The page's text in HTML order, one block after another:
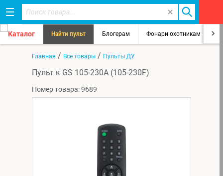
Каталог Найти пульт Блогерам Фонари охотникам
Главная / Все товары / Пульты ДУ
Пульт к GS 105-230A (105-230F)
Номер товара: 9689